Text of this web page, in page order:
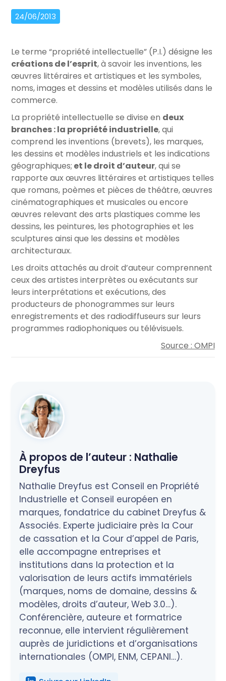
24/06/2013
Le terme “propriété intellectuelle” (P.I.) désigne les
créations de l’esprit, à savoir les inventions, les
œuvres littéraires et artistiques et les symboles,
noms, images et dessins et modèles utilisés dans le
commerce.
La propriété intellectuelle se divise en deux
branches : la propriété industrielle, qui
comprend les inventions (brevets), les marques,
les dessins et modèles industriels et les indications
géographiques; et le droit d’auteur, qui se
rapporte aux œuvres littéraires et artistiques telles
que romans, poèmes et pièces de théâtre, œuvres
cinématographiques et musicales ou encore
œuvres relevant des arts plastiques comme les
dessins, les peintures, les photographies et les
sculptures ainsi que les dessins et modèles
architecturaux.
Les droits attachés au droit d’auteur comprennent
ceux des artistes interprètes ou exécutants sur
leurs interprétations et exécutions, des
producteurs de phonogrammes sur leurs
enregistrements et des radiodiffuseurs sur leurs
programmes radiophoniques ou télévisuels.
Source : OMPI
À propos de l’auteur : Nathalie
Dreyfus
Nathalie Dreyfus est Conseil en Propriété
Industrielle et Conseil européen en
marques, fondatrice du cabinet Dreyfus &
Associés. Experte judiciaire près la Cour
de cassation et la Cour d’appel de Paris,
elle accompagne entreprises et
institutions dans la protection et la
valorisation de leurs actifs immatériels
(marques, noms de domaine, dessins &
modèles, droits d’auteur, Web 3.0…).
Conférencière, auteure et formatrice
reconnue, elle intervient régulièrement
auprès de juridictions et d’organisations
internationales (OMPI, ENM, CEPANI…).